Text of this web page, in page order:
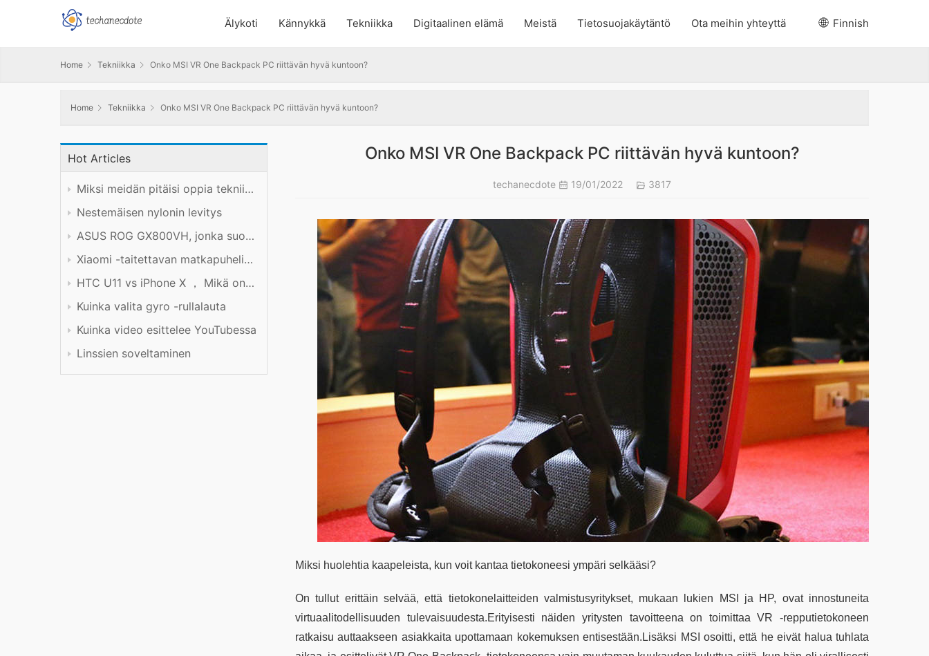
Älykoti Kännykkä Tekniikka Digitaalinen elämä Meistä Tietosuojakäytäntö Ota meihin yhteyttä Finnish
Home Tekniikka Onko MSI VR One Backpack PC riittävän hyvä kuntoon?
Home Tekniikka Onko MSI VR One Backpack PC riittävän hyvä kuntoon?
Hot Articles
Miksi meidän pitäisi oppia tekniikkaa hyvin?
Nestemäisen nylonin levitys
ASUS ROG GX800VH, jonka suorituskyky on hinnan arvoinen
Xiaomi -taitettavan matkapuhelimen tuotekokemus
HTC U11 vs iPhone X ， Mikä on parempi?
Kuinka valita gyro -rullalauta
Kuinka video esittelee YouTubessa
Linssien soveltaminen
Onko MSI VR One Backpack PC riittävän hyvä kuntoon?
techanecdote 19/01/2022 3817
Miksi huolehtia kaapeleista, kun voit kantaa tietokoneesi ympäri selkääsi?
On tullut erittäin selvää, että tietokonelaitteiden valmistusyritykset, mukaan lukien MSI ja HP, ovat innostuneita
virtuaalitodellisuuden tulevaisuudesta.Erityisesti näiden yritysten tavoitteena on toimittaa VR -repputietokoneen
ratkaisu auttaakseen asiakkaita upottamaan kokemuksen entisestään.Lisäksi MSI osoitti, että he eivät halua tuhlata